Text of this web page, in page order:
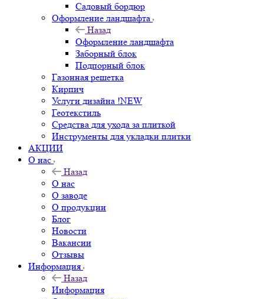
Садовый бордюр
Оформление ландшафта
Назад
Оформление ландшафта
Заборный блок
Подпорный блок
Газонная решетка
Кирпич
Услуги дизайна !NEW
Геотекстиль
Средства для ухода за плиткой
Инструменты для укладки плитки
АКЦИИ
О нас
Назад
О нас
О заводе
О продукции
Блог
Новости
Вакансии
Отзывы
Информация
Назад
Информация